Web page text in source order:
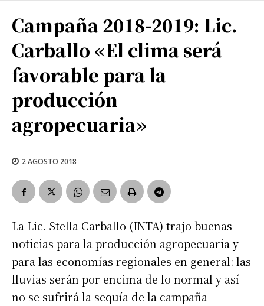
Campaña 2018-2019: Lic.
Carballo «El clima será
favorable para la
producción
agropecuaria»
2 AGOSTO 2018
La Lic. Stella Carballo (INTA) trajo buenas
noticias para la producción agropecuaria y
para las economías regionales en general: las
lluvias serán por encima de lo normal y así
no se sufrirá la sequía de la campaña